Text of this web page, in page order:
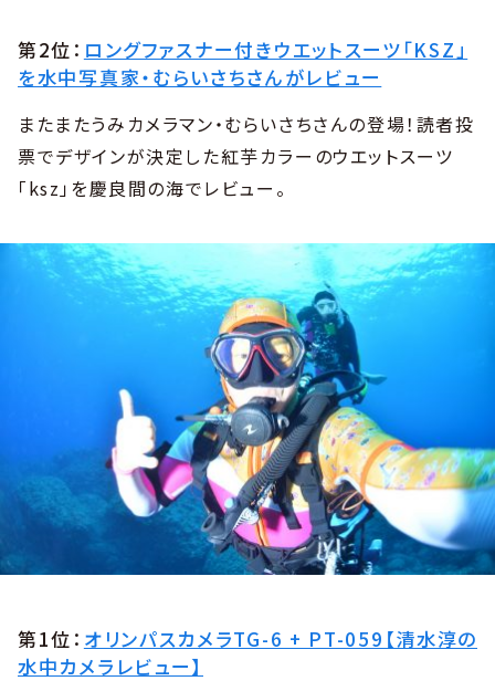
第2位： ロングファスナー付きウエットスーツ「KSZ」
を水中写真家・むらいさちさんがレビュー
またまたうみカメラマン・むらいさちさんの登場！読者投
票でデザインが決定した紅芋カラーのウエットスーツ
「ksz」を慶良間の海でレビュー。
第1位： オリンパスカメラTG-6 + PT-059【清水淳の
水中カメラレビュー】